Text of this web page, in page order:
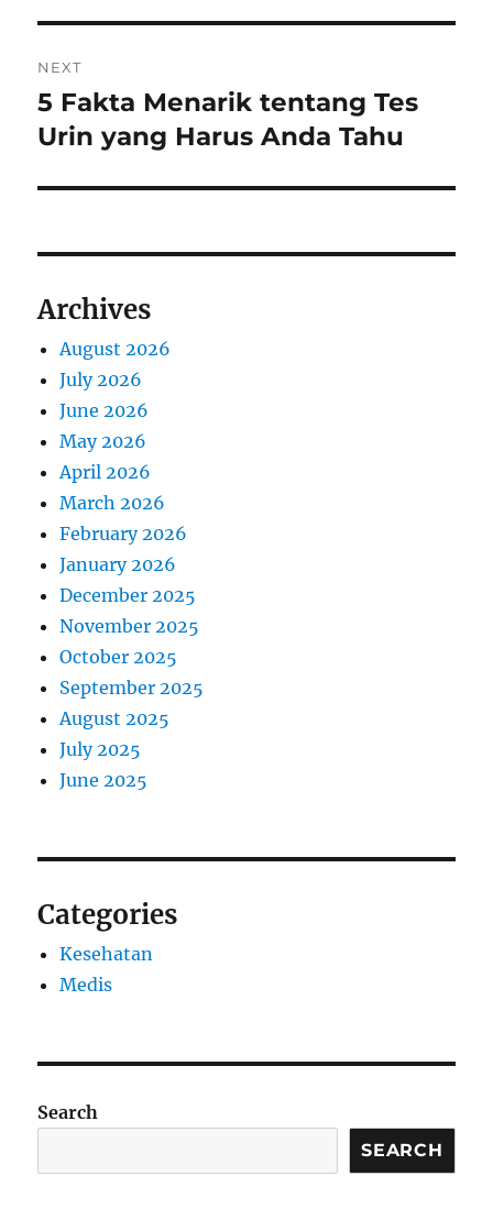
NEXT
Next
post:
5 Fakta Menarik tentang Tes
Urin yang Harus Anda Tahu
Archives
August 2026
July 2026
June 2026
May 2026
April 2026
March 2026
February 2026
January 2026
December 2025
November 2025
October 2025
September 2025
August 2025
July 2025
June 2025
Categories
Kesehatan
Medis
Search
SEARCH